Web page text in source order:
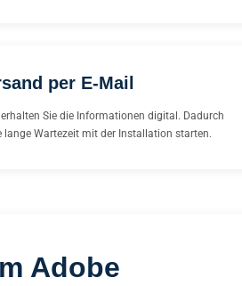
per E-Mail
Sie die Informationen digital. Dadurch
lange Wartezeit mit der Installation starten.
Adobe